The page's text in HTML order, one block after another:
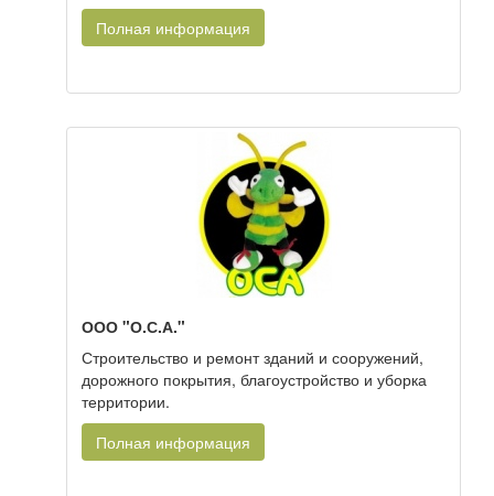
Полная информация
ООО "О.С.А."
Строительство и ремонт зданий и сооружений,
дорожного покрытия, благоустройство и уборка
территории.
Полная информация